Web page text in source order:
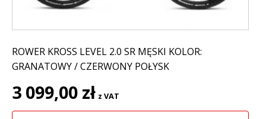
ROWER KROSS LEVEL 2.0 SR MĘSKI KOLOR:
GRANATOWY / CZERWONY POŁYSK
3 099,00 zł z VAT
produktu